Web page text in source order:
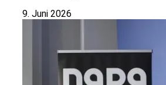
9. Juni 2026